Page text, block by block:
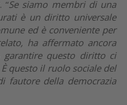
“Se siamo membri di una
è un diritto universale
ed è conveniente per
ha affermato ancora
garantire questo diritto ci
È questo il ruolo sociale del
fautore della democrazia